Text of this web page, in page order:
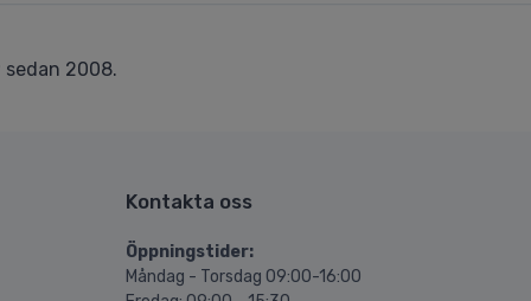
sedan 2008.
Kontakta oss
Öppningstider:
Måndag - Torsdag 09:00-16:00